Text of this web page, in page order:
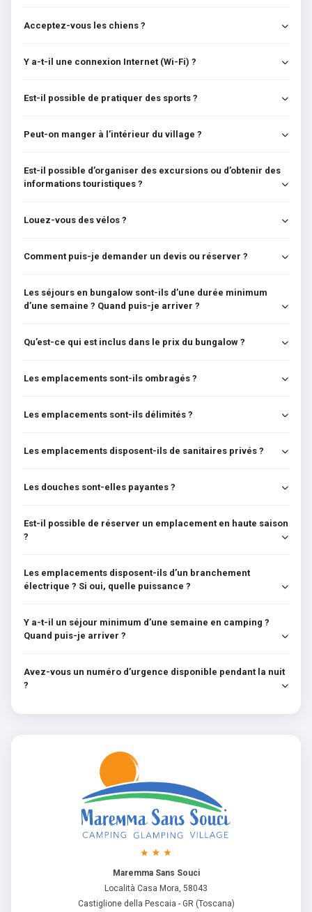
Acceptez-vous les chiens ?
Y a-t-il une connexion Internet (Wi-Fi) ?
Est-il possible de pratiquer des sports ?
Peut-on manger à l’intérieur du village ?
Est-il possible d’organiser des excursions ou d’obtenir des
informations touristiques ?
Louez-vous des vélos ?
Comment puis-je demander un devis ou réserver ?
Les séjours en bungalow sont-ils d’une durée minimum
d’une semaine ? Quand puis-je arriver ?
Qu’est-ce qui est inclus dans le prix du bungalow ?
Les emplacements sont-ils ombragés ?
Les emplacements sont-ils délimités ?
Les emplacements disposent-ils de sanitaires privés ?
Les douches sont-elles payantes ?
Est-il possible de réserver un emplacement en haute saison
?
Les emplacements disposent-ils d’un branchement
électrique ? Si oui, quelle puissance ?
Y a-t-il un séjour minimum d’une semaine en camping ?
Quand puis-je arriver ?
Avez-vous un numéro d’urgence disponible pendant la nuit
?
Maremma Sans Souci
Località Casa Mora, 58043
Castiglione della Pescaia - GR (Toscana)